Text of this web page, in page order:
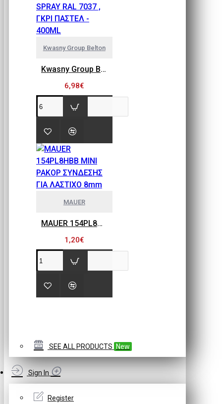
Kwasny Group Belton
Kwasny Group Belton 324154 SPRAY RAL 7037 , ΓΚΡΙ ΠΑΣΤΕΛ - 400ML
6,98€
MAUER
MAUER 154PL8HBB ΜΙΝΙ ΡΑΚΟΡ ΣΥΝΔΕΣΗΣ ΓΙΑ ΛΑΣΤΙΧΟ 8mm
1,20€
SEE ALL PRODUCTS New
Sign In
Register